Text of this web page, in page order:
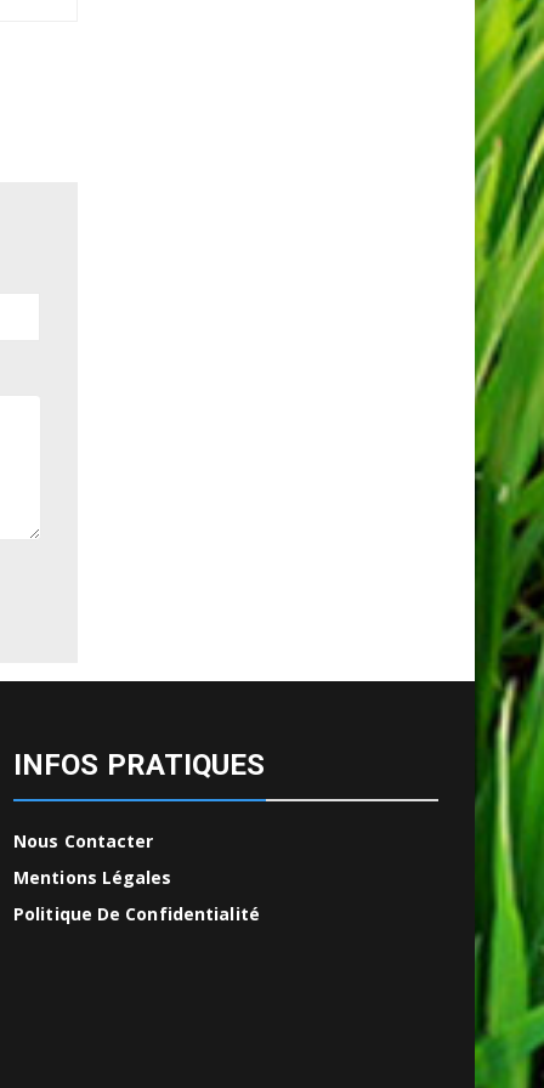
INFOS PRATIQUES
Nous Contacter
Mentions Légales
Politique De Confidentialité